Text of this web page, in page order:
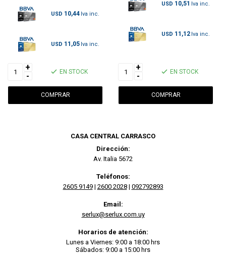
USD 10,44
USD 11,05
+
-
EN STOCK
USD 10,51
USD 11,12
+
-
EN STOCK
CASA CENTRAL CARRASCO
Dirección:
Av. Italia 5672
Teléfonos:
2605 9149| 2600 2028| 092792893
Email:
serlux@serlux.com.uy
Horarios de atención:
Lunes a Viernes: 9:00 a 18:00 hrs
Sábados: 9:00 a 15:00 hrs